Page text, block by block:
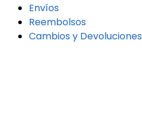
Envíos
Reembolsos
Cambios y Devoluciones